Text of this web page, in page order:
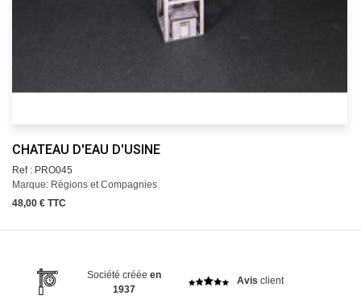
CHATEAU D'EAU D'USINE
Ref : PRO045
Marque: Régions et Compagnies
48,00 € TTC
Société créée en
1937
Avis client